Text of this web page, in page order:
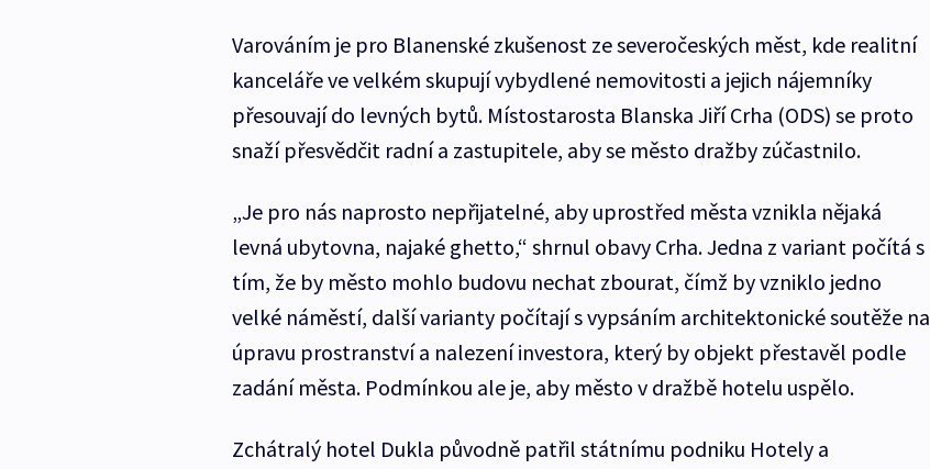
Varováním je pro Blanenské zkušenost ze severočeských měst, kde realitní
kanceláře ve velkém skupují vybydlené nemovitosti a jejich nájemníky
přesouvají do levných bytů. Místostarosta Blanska Jiří Crha (ODS) se proto
snaží přesvědčit radní a zastupitele, aby se město dražby zúčastnilo.
„Je pro nás naprosto nepřijatelné, aby uprostřed města vznikla nějaká
levná ubytovna, najaké ghetto,“ shrnul obavy Crha. Jedna z variant počítá s
tím, že by město mohlo budovu nechat zbourat, čímž by vzniklo jedno
velké náměstí, další varianty počítají s vypsáním architektonické soutěže na
úpravu prostranství a nalezení investora, který by objekt přestavěl podle
zadání města. Podmínkou ale je, aby město v dražbě hotelu uspělo.
Zchátralý hotel Dukla původně patřil státnímu podniku Hotely a